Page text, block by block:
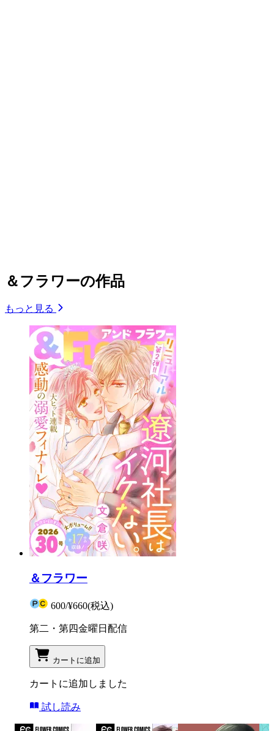
＆フラワーの作品
もっと見る
＆フラワー
600/¥660(税込)
第二・第四金曜日配信
カートに追加
カートに追加しました
試し読み